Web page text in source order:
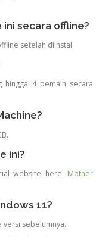
ini secara offline?
setelah diinstal.
hingga 4 pemain secara
ini?
website here: Mother
11?
versi sebelumnya.